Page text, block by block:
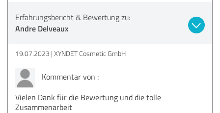
Erfahrungsbericht & Bewertung zu:
Andre Delveaux
19.07.2023 XYNDET Cosmetic GmbH
Kommentar von :
Vielen Dank für die Bewertung und die tolle
Zusammenarbeit